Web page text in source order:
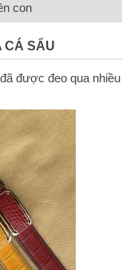
con
CÁ SẤU
được đeo qua nhiều